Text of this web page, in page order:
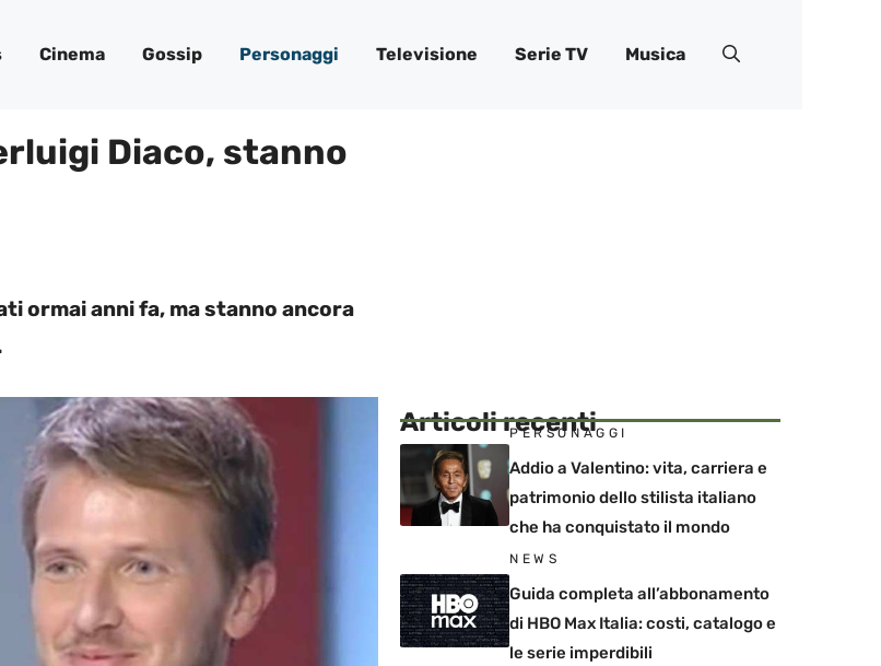
Cinema Gossip Personaggi Televisione Serie TV Musica
Diaco, stanno
ormai anni fa, ma stanno ancora
Articoli recenti
PERSONAGGI
Addio a Valentino: vita, carriera e
patrimonio dello stilista italiano
che ha conquistato il mondo
NEWS
Guida completa all’abbonamento
di HBO Max Italia: costi, catalogo e
le serie imperdibili